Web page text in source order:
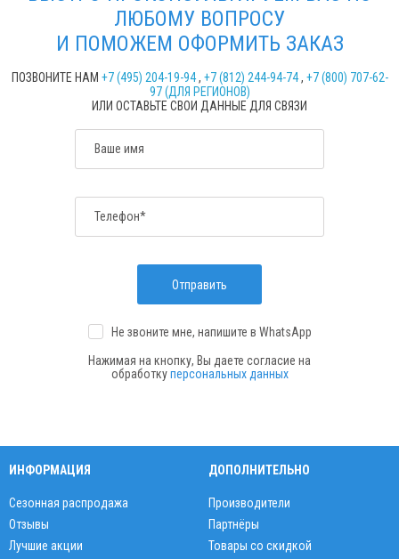
ЛЮБОМУ ВОПРОСУ
И ПОМОЖЕМ ОФОРМИТЬ ЗАКАЗ
ПОЗВОНИТЕ НАМ +7 (495) 204-19-94, +7 (812) 244-94-74, +7 (800) 707-62-
97 (ДЛЯ РЕГИОНОВ)
ИЛИ ОСТАВЬТЕ СВОИ ДАННЫЕ ДЛЯ СВЯЗИ
Ваше имя
Телефон*
Отправить
Не звоните мне, напишите в WhatsApp
Нажимая на кнопку, Вы даете согласие на
обработкуперсональных данных
ИНФОРМАЦИЯ
Сезонная распродажа
Отзывы
Лучшие акции
ДОПОЛНИТЕЛЬНО
Производители
Партнёры
Товары со скидкой